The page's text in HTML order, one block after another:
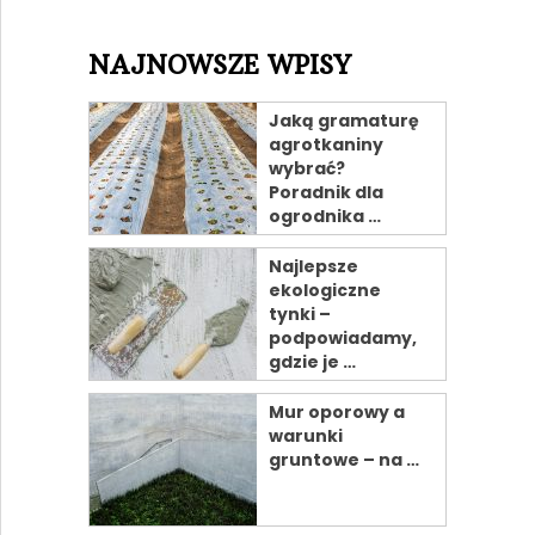
NAJNOWSZE WPISY
Jaką gramaturę
agrotkaniny
wybrać?
Poradnik dla
ogrodnika …
Najlepsze
ekologiczne
tynki –
podpowiadamy,
gdzie je …
Mur oporowy a
warunki
gruntowe – na …